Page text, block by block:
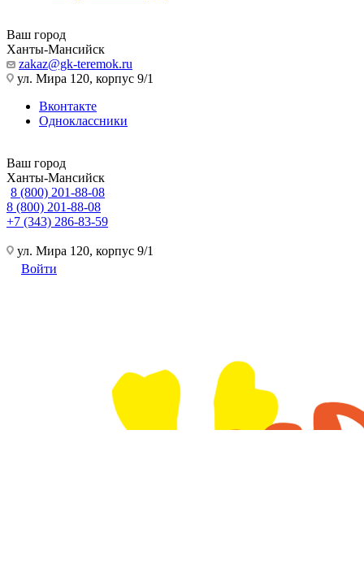
Ваш город
Ханты-Мансийск
zakaz@gk-teremok.ru
ул. Мира 120, корпус 9/1
Вконтакте
Одноклассники
Ваш город
Ханты-Мансийск
8 (800) 201-88-08
8 (800) 201-88-08
+7 (343) 286-83-59
ул. Мира 120, корпус 9/1
Войти